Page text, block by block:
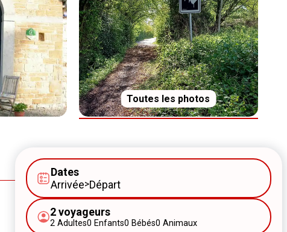
Toutes les photos
Dates
Arrivée>Départ
2 voyageurs
2 Adultes0 Enfants0 Bébés0 Animaux